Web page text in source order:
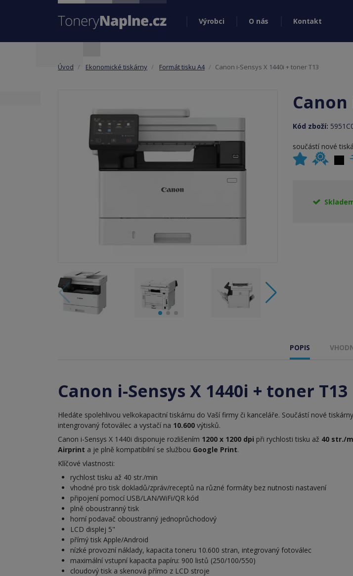
Výrobci O nás Kontakt
Úvod Ekonomické tiskárny Formát tisku A4 Canon i-Sensys X 1440i + toner T13
Canon
Kód zboží:
součástí nové
POPIS
Canon i-Sensys X 1440i + toner T13
Hledáte spolehlivou velkokapacitní tiskárnu do Vaší firmy či kanceláře. Součástí nové
intengrovaný fotoválec a vystačí na 10.600 výtisků.
Canon i-Sensys X 1440i disponuje rozlišením 1200 x 1200 dpi při rychlosti tisku až 40 str./
Airprint a je plně kompatibilní se službou Google Print.
Klíčové vlastnosti:
rychlost tisku až 40 str./min
vhodné pro tisk dokladů/zpráv/receptů na různé formáty bez nutnosti nastavení
připojení pomocí USB/LAN/WiFi/QR kód
plně oboustranný tisk
horní podavač oboustranný jednoprůchodový
LCD displej 5"
přímý tisk Apple/Android
nízké provozní náklady, kapacita toneru 10.600 stran, integrovaný fotoválec
maximální vstupní kapacita papíru: 900 listů (250/100/550)
cloudový tisk a skenová přímo z LCD stroje